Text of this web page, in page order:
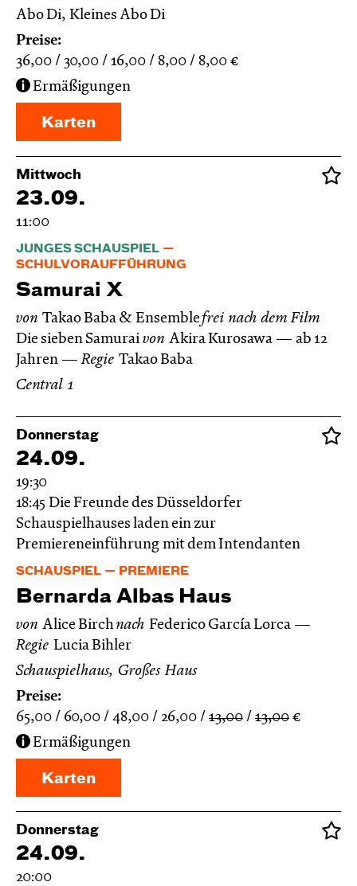
Abo Di, Kleines Abo Di
Preise:
36,00
30,00 16,00 8,00 8,00 €
Ermäßigungen
Karten
Mittwoch
23.09.
11:00
JUNGES SCHAUSPIEL
SCHULVORAUFFÜHRUNG
Samurai X
von Takao Baba & Ensemblefrei nach dem Film
Die sieben Samurai von Akira Kurosawa
ab 12
Jahren
Regie Takao Baba
Central 1
Donnerstag
24.09.
19:30
18:45 Die Freunde des Düsseldorfer
Schauspielhauses laden ein zur
Premiereneinführung mit dem Intendanten
SCHAUSPIEL PREMIERE
Bernarda Albas Haus
von Alice Birchnach Federico García Lorca
Regie Lucia Bihler
Schauspielhaus, Großes Haus
Preise:
65,00
60,00 48,00 26,00 13,00 13,00 €
Ermäßigungen
Karten
Donnerstag
24.09.
20:00